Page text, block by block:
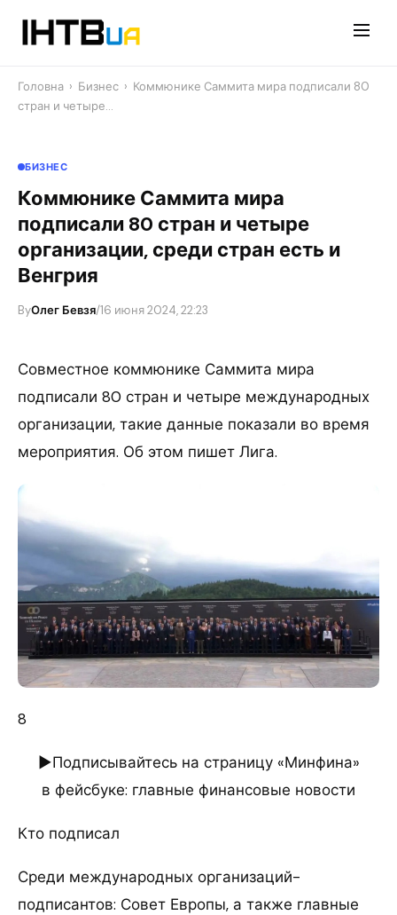
Головна › Бизнес › Коммюнике Саммита мира подписали 80
стран и четыре…
БИЗНЕС
Коммюнике Саммита мира
подписали 80 стран и четыре
организации, среди стран есть и
Венгрия
ByОлег Бевзя/16 июня 2024, 22:23
Совместное коммюнике Саммита мира
подписали 80 стран и четыре международных
организации, такие данные показали во время
мероприятия. Об этом пишет Лига.
8
►Подписывайтесь на страницу «Минфина»
в фейсбуке: главные финансовые новости
Кто подписал
Среди международных организаций-
подписантов: Совет Европы, а также главные